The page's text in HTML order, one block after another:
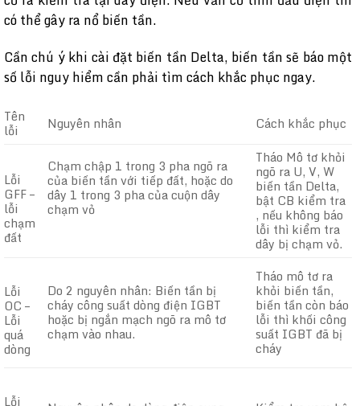
có thể gây ra nổ biến tần.
Cần chú ý khi cài đặt biến tần Delta, biến tần sẽ báo một
số lỗi nguy hiểm cần phải tìm cách khắc phục ngay.
Tên
lỗi Nguyên nhân Cách khắc phục
Lỗi
GFF –
lỗi
chạm
đất
Chạm chập 1 trong 3 pha ngõ ra
của biến tần với tiếp đất, hoặc do
dây 1 trong 3 pha của cuộn dây
chạm vỏ
Tháo Mô tơ khỏi
ngõ ra U, V, W
biến tần Delta,
bật CB kiểm tra
, nếu không báo
lỗi thì kiểm tra
dây bị chạm vỏ.
Lỗi
OC –
Lỗi
quá
dòng
Do 2 nguyên nhân: Biến tần bị
cháy công suất dòng điện IGBT
hoặc bị ngắn mạch ngõ ra mô tơ
chạm vào nhau.
Tháo mô tơ ra
khỏi biến tần,
biến tần còn báo
lỗi thì khối công
suất IGBT đã bị
cháy
Lỗi